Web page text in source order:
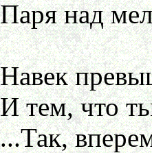
Паря над
Навек
И тем, что
...Так,